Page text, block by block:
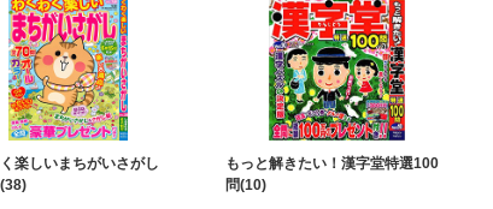
楽しいまちがいさがし
もっと解きたい！漢字堂特選100
問(10)